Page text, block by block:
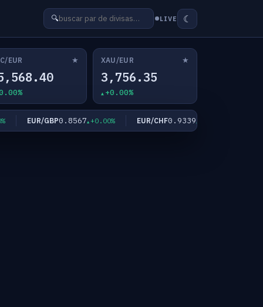
🔍 LIVE ☾
EUR ★ XAU/EUR ★
3,756.35
+0.00%
EUR/GBP0.8567 +0.00% EUR/CHF0.9339 +0.00%